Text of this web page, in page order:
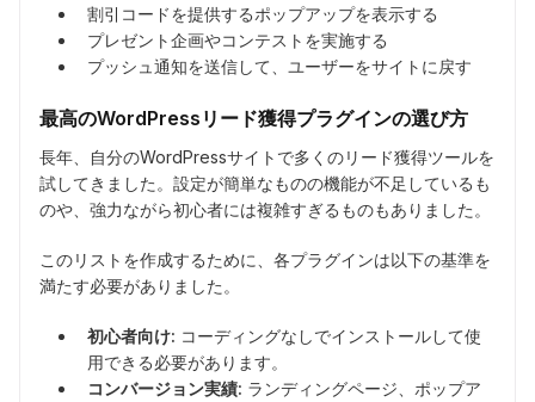
割引コードを提供するポップアップを表示する
プレゼント企画やコンテストを実施する
プッシュ通知を送信して、ユーザーをサイトに戻す
最高のWordPressリード獲得プラグインの選び方
長年、自分のWordPressサイトで多くのリード獲得ツールを
試してきました。設定が簡単なものの機能が不足しているも
のや、強力ながら初心者には複雑すぎるものもありました。
このリストを作成するために、各プラグインは以下の基準を
満たす必要がありました。
初心者向け: コーディングなしでインストールして使
用できる必要があります。
コンバージョン実績: ランディングページ、ポップア